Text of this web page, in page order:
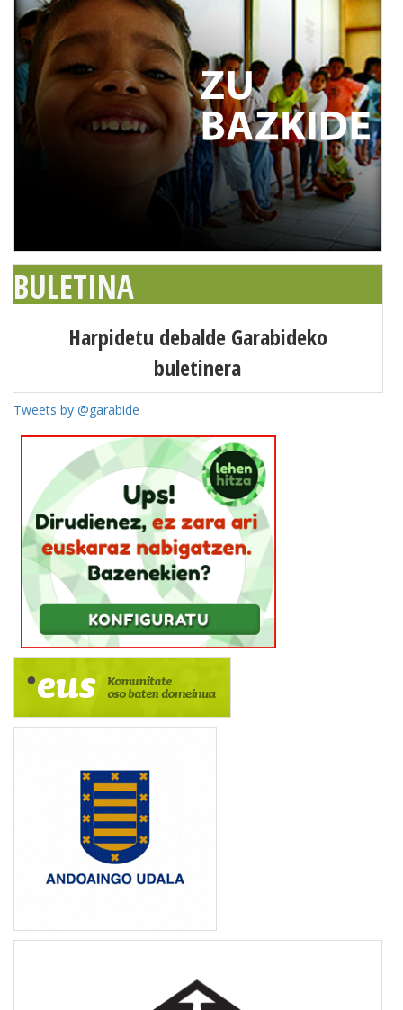
BULETINA
Harpidetu debalde Garabideko
buletinera
Tweets by @garabide